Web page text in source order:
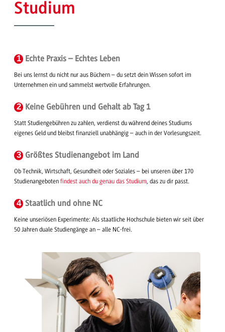
Studium
1 Echte Praxis– Echtes Leben
Bei uns lernst du nicht nur aus Büchern – du setzt dein Wissen sofort im
Unternehmen ein und sammelst wertvolle Erfahrungen.
2 Keine Gebühren und Gehalt ab Tag 1
Statt Studiengebühren zu zahlen, verdienst du während deines Studiums
eigenes Geld und bleibst finanziell unabhängig – auch in der Vorlesungszeit.
3 Größtes Studienangebot im Land
Ob Technik, Wirtschaft, Gesundheit oder Soziales – bei unseren über 170
Studienangeboten findest auch du genau das Studium, das zu dir passt.
4 Staatlich und ohne NC
Keine unseriösen Experimente: Als staatliche Hochschule bieten wir seit über
50 Jahren duale Studiengänge an – alle NC-frei.